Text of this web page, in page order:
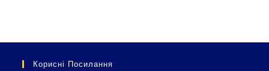
Корисні Посилання